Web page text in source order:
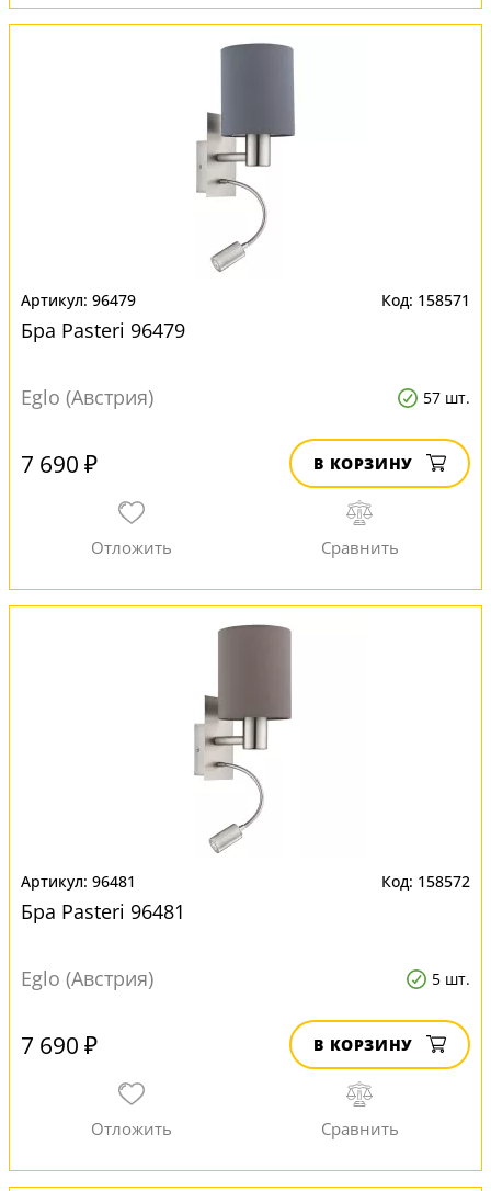
96479 158571
Бра Pasteri 96479
Eglo (Австрия) 57 шт.
7 690 ₽ В КОРЗИНУ
96481 158572
Бра Pasteri 96481
Eglo (Австрия) 5 шт.
7 690 ₽ В КОРЗИНУ